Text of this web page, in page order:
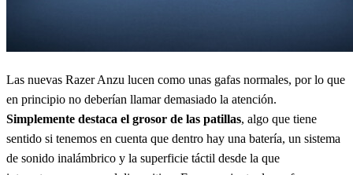
Las nuevas Razer Anzu lucen como unas gafas normales, por lo que
en principio no deberían llamar demasiado la atención.
Simplemente destaca el grosor de las patillas, algo que tiene
sentido si tenemos en cuenta que dentro hay una batería, un sistema
de sonido inalámbrico y la superficie táctil desde la que